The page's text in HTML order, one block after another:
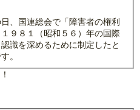
、国連総会で「障害者の権利
９８１（昭和５６）年の国際
識を深めるために制定したと
。